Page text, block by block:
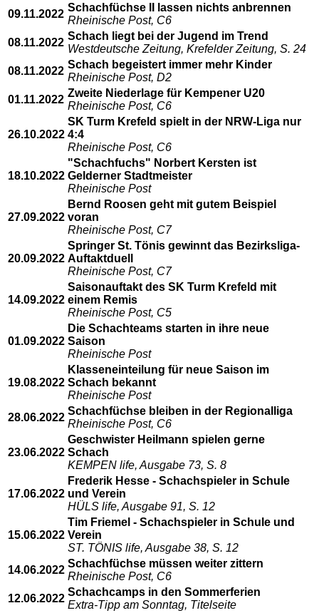
09.11.2022
Schachfüchse II lassen nichts anbrennen
Rheinische Post, C6
08.11.2022
Schach liegt bei der Jugend im Trend
Westdeutsche Zeitung, Krefelder Zeitung, S. 24
08.11.2022
Schach begeistert immer mehr Kinder
Rheinische Post, D2
01.11.2022
Zweite Niederlage für Kempener U20
Rheinische Post, C6
26.10.2022
SK Turm Krefeld spielt in der NRW-Liga nur
4:4
Rheinische Post, C6
18.10.2022
"Schachfuchs" Norbert Kersten ist
Gelderner Stadtmeister
Rheinische Post
27.09.2022
Bernd Roosen geht mit gutem Beispiel
voran
Rheinische Post, C7
20.09.2022
Springer St. Tönis gewinnt das Bezirksliga-
Auftaktduell
Rheinische Post, C7
14.09.2022
Saisonauftakt des SK Turm Krefeld mit
einem Remis
Rheinische Post, C5
01.09.2022
Die Schachteams starten in ihre neue
Saison
Rheinische Post
19.08.2022
Klasseneinteilung für neue Saison im
Schach bekannt
Rheinische Post
28.06.2022
Schachfüchse bleiben in der Regionalliga
Rheinische Post, C6
23.06.2022
Geschwister Heilmann spielen gerne
Schach
KEMPEN life, Ausgabe 73, S. 8
17.06.2022
Frederik Hesse - Schachspieler in Schule
und Verein
HÜLS life, Ausgabe 91, S. 12
15.06.2022
Tim Friemel - Schachspieler in Schule und
Verein
ST. TÖNIS life, Ausgabe 38, S. 12
14.06.2022
Schachfüchse müssen weiter zittern
Rheinische Post, C6
12.06.2022
Schachcamps in den Sommerferien
Extra-Tipp am Sonntag, Titelseite